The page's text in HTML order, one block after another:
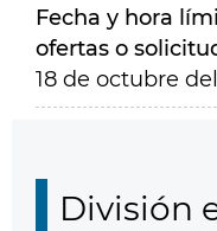
Fecha y hora
ofertas o
18 de octubre
División